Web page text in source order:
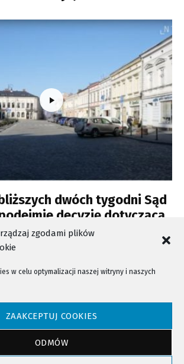
zgodami plików
w celu optymalizacji naszej witryny i naszych
ZAAKCEPTUJ COOKIES
ODMÓW
dwóch tygodni Sąd
decyzję dotyczącą
w prawach radnych PO
Sądecka © 2023 Wszystkie prawa zastrzeżone!